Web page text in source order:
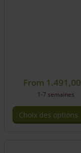
From 1.491,00
1-7 semaines
Choix des options